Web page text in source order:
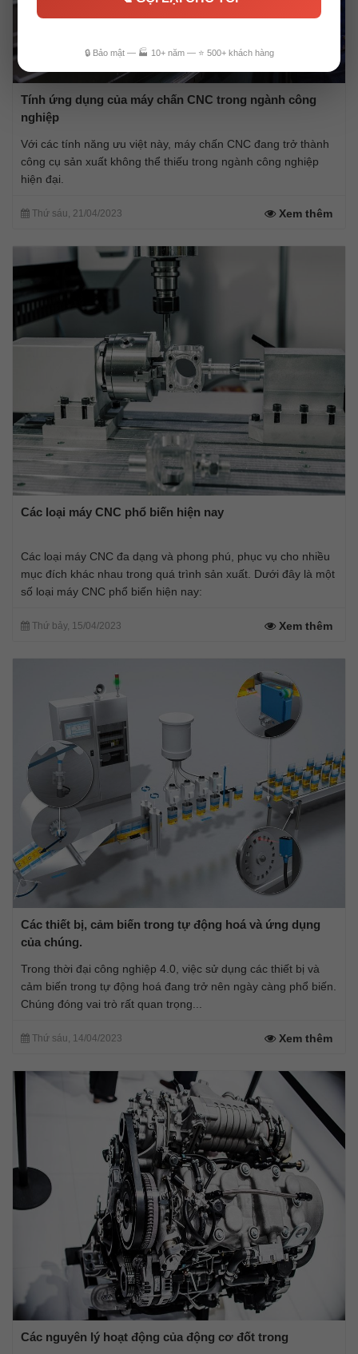
Tính ứng dụng của máy chấn CNC trong ngành công
nghiệp
Với các tính năng ưu việt này, máy chấn CNC đang trở thành
công cụ sản xuất không thể thiếu trong ngành công nghiệp
hiện đại.
Thứ sáu, 21/04/2023 Xem thêm
Các loại máy CNC phổ biến hiện nay
Các loại máy CNC đa dạng và phong phú, phục vụ cho nhiều
mục đích khác nhau trong quá trình sản xuất. Dưới đây là một
số loại máy CNC phổ biến hiện nay:
Thứ bảy, 15/04/2023 Xem thêm
Các thiết bị, cảm biến trong tự động hoá và ứng dụng
của chúng.
Trong thời đại công nghiệp 4.0, việc sử dụng các thiết bị và
cảm biến trong tự động hoá đang trở nên ngày càng phổ biến.
Chúng đóng vai trò rất quan trọng...
Thứ sáu, 14/04/2023 Xem thêm
Các nguyên lý hoạt động của động cơ đốt trong
🔒 Bảo mật — 🏭 10+ năm — ⭐ 500+ khách hàng